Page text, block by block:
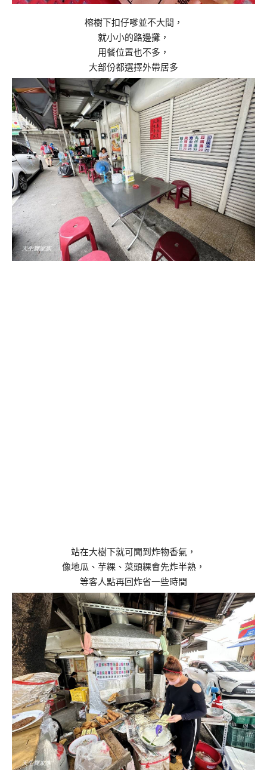
榕樹下扣仔嗲並不大間，
就小小的路邊攤，
用餐位置也不多，
大部份都選擇外帶居多
站在大樹下就可聞到炸物香氣，
像地瓜、芋粿、菜頭粿會先炸半熟，
等客人點再回炸省一些時間